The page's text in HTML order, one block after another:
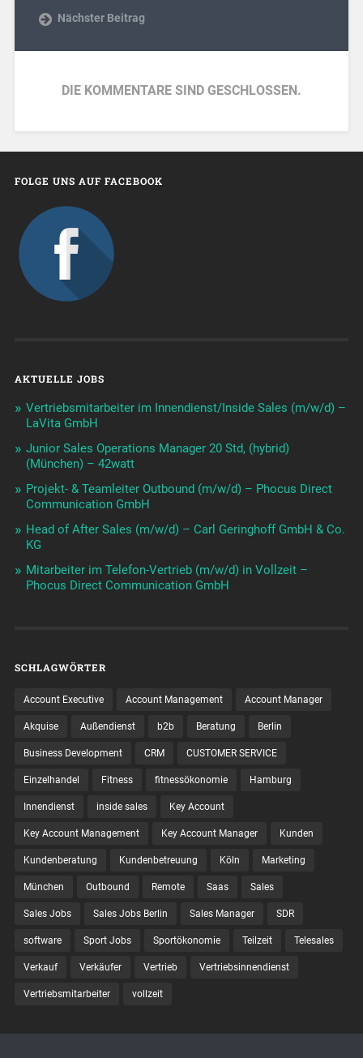
Nächster Beitrag
DIE KOMMENTARE SIND GESCHLOSSEN.
FOLGE UNS AUF FACEBOOK
AKTUELLE JOBS
Vertriebsmitarbeiter im Innendienst/Inside Sales (m/w/d) –
LaVita GmbH
Junior Sales Operations Manager 20 Std, (hybrid)
(München) – 42watt
Projekt- & Teamleiter Outbound (m/w/d) – Phocus Direct
Communication GmbH
Head of After Sales (m/w/d) – Carl Geringhoff GmbH & Co.
KG
Mitarbeiter im Telefon-Vertrieb (m/w/d) in Vollzeit –
Phocus Direct Communication GmbH
SCHLAGWÖRTER
Account Executive Account Management Account Manager
Akquise Außendienst b2b Beratung Berlin
Business Development CRM CUSTOMER SERVICE
Einzelhandel Fitness fitnessökonomie Hamburg
Innendienst inside sales Key Account
Key Account Management Key Account Manager Kunden
Kundenberatung Kundenbetreuung Köln Marketing
München Outbound Remote Saas Sales
Sales Jobs Sales Jobs Berlin Sales Manager SDR
software Sport Jobs Sportökonomie Teilzeit Telesales
Verkauf Verkäufer Vertrieb Vertriebsinnendienst
Vertriebsmitarbeiter vollzeit